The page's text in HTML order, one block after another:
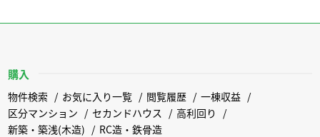
購入
物件検索 お気に入り一覧 閲覧履歴
一棟収益
区分マンション
セカンドハウス
高利回り
新築・築浅(木造)
RC造・鉄骨造